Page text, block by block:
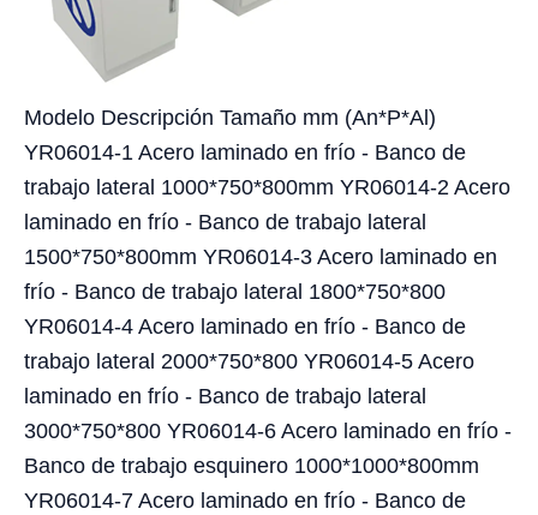
Modelo Descripción Tamaño mm (An*P*Al)
YR06014-1 Acero laminado en frío - Banco de
trabajo lateral 1000*750*800mm YR06014-2 Acero
laminado en frío - Banco de trabajo lateral
1500*750*800mm YR06014-3 Acero laminado en
frío - Banco de trabajo lateral 1800*750*800
YR06014-4 Acero laminado en frío - Banco de
trabajo lateral 2000*750*800 YR06014-5 Acero
laminado en frío - Banco de trabajo lateral
3000*750*800 YR06014-6 Acero laminado en frío -
Banco de trabajo esquinero 1000*1000*800mm
YR06014-7 Acero laminado en frío - Banco de